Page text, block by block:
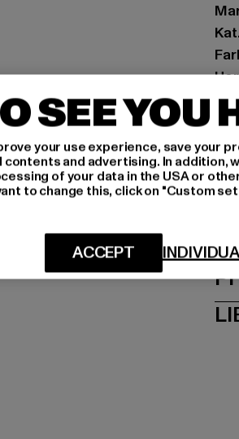
SEE YOU
your use experience, save your
and advertising. In addition,
of your data in the USA or
to change this, click on "Custom
ACCEPT